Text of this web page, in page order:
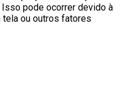
pode ocorrer devido à
tela ou outros fatores